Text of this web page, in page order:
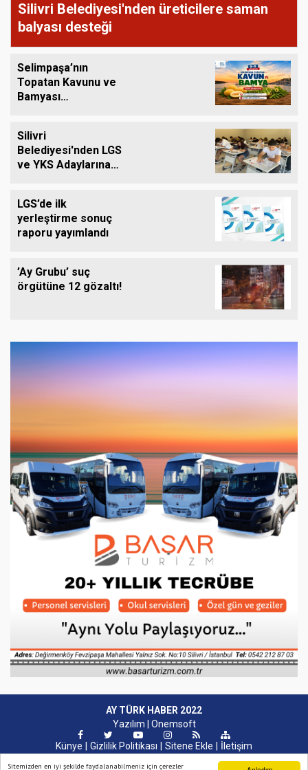
Sitemizden en iyi şekilde faydalanabilmeniz için çerezler
Silivri Belediyesi'nden üreticilere saman
balyası desteği
Selimpaşa’nın
Topatan Kavunu ve
Bamyası
Silivri
Belediyesi'nden LGS
ve YKS Adaylarına
LGS’de ilk
yerleştirme sonuç
raporu yayımlandı
’Ay Grubu’ suç
örgütüne 12 gözaltı!
AY TÜRK HABER 2022
Yazılım | Onemsoft
Künye
Gizlilik Politikası Sitene Ekle İletişim